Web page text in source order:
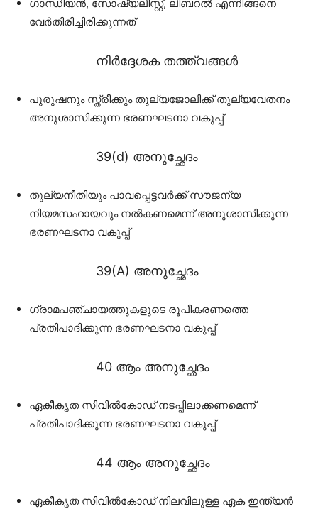
ഗാന്ധിയൻ, സോഷ്യലിസ്റ്റ്, ലിബറൽ എന്നിങ്ങനെ
വേർതിരിച്ചിരിക്കുന്നത്
നിർദ്ദേശക തത്ത്വങ്ങൾ
പുരുഷനും സ്ത്രീക്കും തുല്യജോലിക്ക് തുല്യവേതനം
അനുശാസിക്കുന്ന ഭരണഘടനാ വകുപ്പ്
39(d) അനുച്ഛേദം
തുല്യനീതിയും പാവപ്പെട്ടവർക്ക് സൗജന്യ
നിയമസഹായവും നൽകണമെന്ന് അനുശാസിക്കുന്ന
ഭരണഘടനാ വകുപ്പ്
39(A) അനുച്ഛേദം
ഗ്രാമപഞ്ചായത്തുകളുടെ രൂപീകരണത്തെ
പ്രതിപാദിക്കുന്ന ഭരണഘടനാ വകുപ്പ്
40 ആം അനുച്ഛേദം
ഏകീകൃത സിവിൽകോഡ് നടപ്പിലാക്കണമെന്ന്
പ്രതിപാദിക്കുന്ന ഭരണഘടനാ വകുപ്പ്
44 ആം അനുച്ഛേദം
ഏകീകൃത സിവിൽകോഡ് നിലവിലുള്ള ഏക ഇന്ത്യൻ